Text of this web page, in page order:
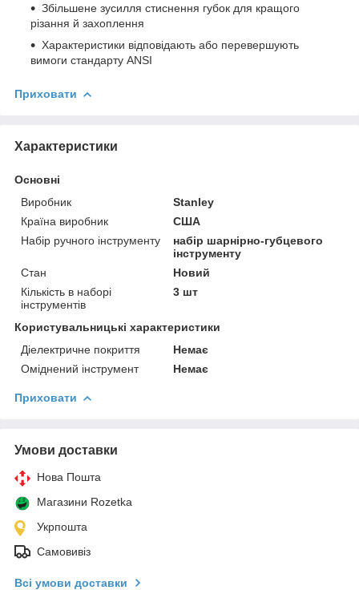
Збільшене зусилля стиснення губок для кращого
різання й захоплення
Характеристики відповідають або перевершують
вимоги стандарту ANSI
Приховати
Характеристики
Основні
Виробник
Stanley
Країна виробник
США
Набір ручного інструменту
набір шарнірно-губцевого
інструменту
Стан
Новий
Кількість в наборі
інструментів
3 шт
Користувальницькі характеристики
Діелектричне покриття
Немає
Оміднений інструмент
Немає
Приховати
Умови доставки
Нова Пошта
Магазини Rozetka
Укрпошта
Самовивіз
Всі умови доставки